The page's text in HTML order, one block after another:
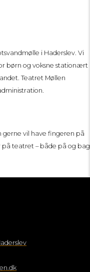
i Haderslev. Vi
børn og voksne stationært
Teatret Møllen
gerne vil have fingeren på
på teatret – både på og bag